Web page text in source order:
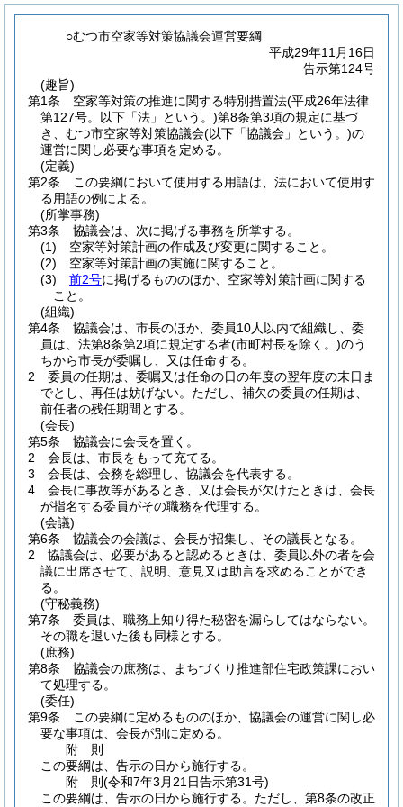
○むつ市空家等対策協議会運営要綱
平成29年11月16日
告示第124号
(趣旨)
第1条
空家等対策の推進に関する特別措置法(平成26年法律
第127号。以下「法」という。)第8条第3項の規定に基づ
き、むつ市空家等対策協議会(以下「協議会」という。)の
運営に関し必要な事項を定める。
(定義)
第2条
この要綱において使用する用語は、法において使用す
る用語の例による。
(所掌事務)
第3条
協議会は、次に掲げる事務を所掌する。
(1)
空家等対策計画の作成及び変更に関すること。
(2)
空家等対策計画の実施に関すること。
(3)
前2号に掲げるもののほか、空家等対策計画に関する
こと。
(組織)
第4条
協議会は、市長のほか、委員10人以内で組織し、委
員は、法第8条第2項に規定する者(市町村長を除く。)のう
ちから市長が委嘱し、又は任命する。
2
委員の任期は、委嘱又は任命の日の年度の翌年度の末日ま
でとし、再任は妨げない。 ただし、補欠の委員の任期は、
前任者の残任期間とする。
(会長)
第5条
協議会に会長を置く。
2
会長は、市長をもって充てる。
3
会長は、会務を総理し、協議会を代表する。
4
会長に事故等があるとき、又は会長が欠けたときは、会長
が指名する委員がその職務を代理する。
(会議)
第6条
協議会の会議は、会長が招集し、その議長となる。
2
協議会は、必要があると認めるときは、委員以外の者を会
議に出席させて、説明、意見又は助言を求めることができ
る。
(守秘義務)
第7条
委員は、職務上知り得た秘密を漏らしてはならない。
その職を退いた後も同様とする。
(庶務)
第8条
協議会の庶務は、まちづくり推進部住宅政策課におい
て処理する。
(委任)
第9条
この要綱に定めるもののほか、協議会の運営に関し必
要な事項は、会長が別に定める。
附 則
この要綱は、告示の日から施行する。
附 則(令和7年3月21日告示第31号)
この要綱は、告示の日から施行する。 ただし、第8条の改正